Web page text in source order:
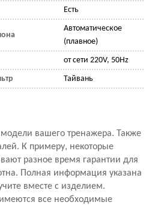
Есть
Автоматическое
(плавное)
от сети 220V, 50Hz
Тайвань
модели вашего тренажера. Также
К примеру, некоторые
разное время гарантии для
Полная информация указана
вместе с изделием.
все необходимые